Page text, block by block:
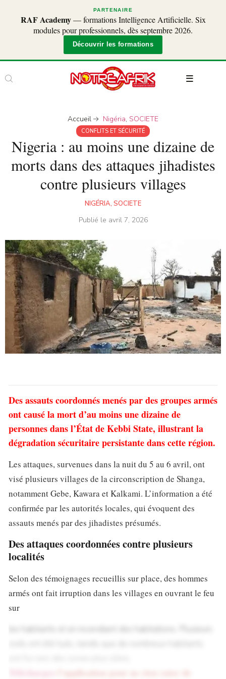
PARTENAIRE
RAF Academy— formations Intelligence Artificielle. Six
modules pour professionnels, dès septembre 2026.
Découvrir les formations
Accueil Nigéria, SOCIETE
CONFLITS ET SÉCURITÉ
Nigeria : au moins une dizaine de
morts dans des attaques jihadistes
contre plusieurs villages
NIGÉRIA, SOCIETE
Publié le avril 7, 2026
Des assauts coordonnés menés par des groupes armés
ont causé la mort d’au moins une dizaine de
personnes dans l’État de Kebbi State, illustrant la
dégradation sécuritaire persistante dans cette région.
Les attaques, survenues dans la nuit du 5 au 6 avril, ont
visé plusieurs villages de la circonscription de Shanga,
notamment Gebe, Kawara et Kalkami. L’information a été
confirmée par les autorités locales, qui évoquent des
assauts menés par des jihadistes présumés.
Des attaques coordonnées contre plusieurs
localités
Selon des témoignages recueillis sur place, des hommes
armés ont fait irruption dans les villages en ouvrant le feu
sur